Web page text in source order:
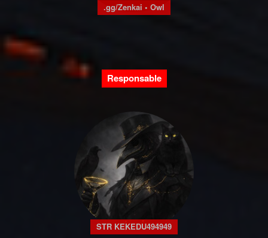
.gg/Zenkai • Owl
Responsable
STR KEKEDU494949